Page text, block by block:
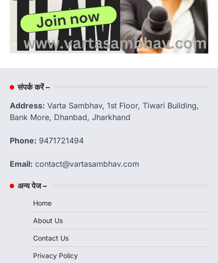
संपर्क करें –
Address: Varta Sambhav, 1st Floor, Tiwari Building,
Bank More, Dhanbad, Jharkhand
Phone: 9471721494
Email: contact@vartasambhav.com
अन्य पेज –
Home
About Us
Contact Us
Privacy Policy